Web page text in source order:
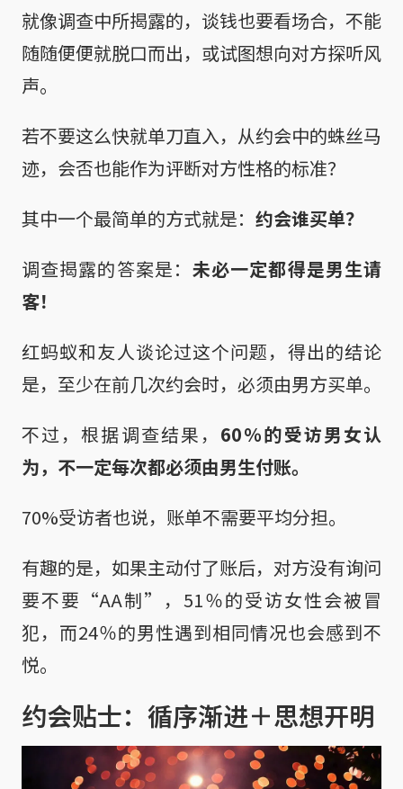
就像调查中所揭露的，谈钱也要看场合，不能
随随便便就脱口而出，或试图想向对方探听风
声。
若不要这么快就单刀直入，从约会中的蛛丝马
迹，会否也能作为评断对方性格的标准？
其中一个最简单的方式就是： 约会谁买单？
调查揭露的答案是： 未必一定都得是男生请
客！
红蚂蚁和友人谈论过这个问题，得出的结论
是，至少在前几次约会时，必须由男方买单。
不过，根据调查结果， 60％的受访男女认
为，不一定每次都必须由男生付账。
70%受访者也说，账单不需要平均分担。
有趣的是，如果主动付了账后，对方没有询问
要不要“AA制”，51％的受访女性会被冒
犯，而24％的男性遇到相同情况也会感到不
悦。
约会贴士：循序渐进＋思想开明